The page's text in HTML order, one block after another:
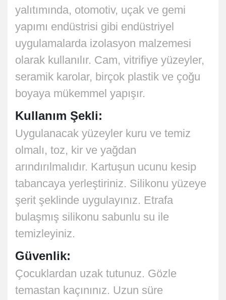
yalıtımında, otomotiv, uçak ve gemi
yapımı endüstrisi gibi endüstriyel
uygulamalarda izolasyon malzemesi
olarak kullanılır. Cam, vitrifiye yüzeyler,
seramik karolar, birçok plastik ve çoğu
boyaya mükemmel yapışır.
Kullanım Şekli:
Uygulanacak yüzeyler kuru ve temiz
olmalı, toz, kir ve yağdan
arındırılmalıdır. Kartuşun ucunu kesip
tabancaya yerleştiriniz. Silikonu yüzeye
şerit şeklinde uygulayınız. Etrafa
bulaşmış silikonu sabunlu su ile
temizleyiniz.
Güvenlik:
Çocuklardan uzak tutunuz. Gözle
temastan kaçınınız. Uzun süre